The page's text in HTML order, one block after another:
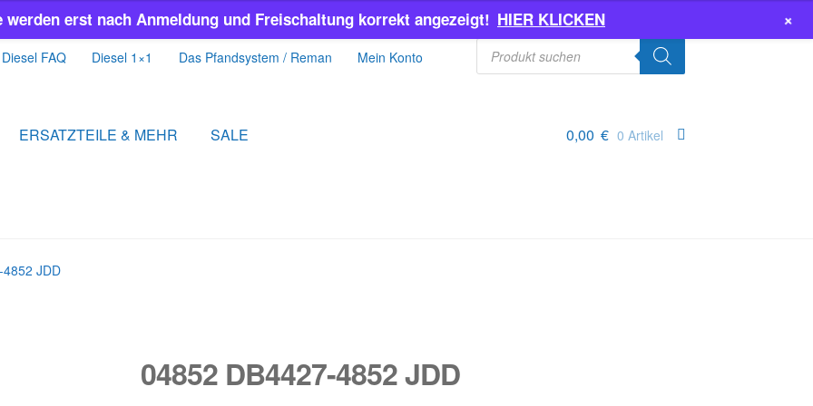
Diesel FAQ Diesel 1×1 Das Pfandsystem / Reman Mein Konto
Products
search
ERSATZTEILE & MEHR SALE 0,00 € 0 Artikel
JDD
04852 DB4427-4852 JDD
erst nach Anmeldung und Freischaltung korrekt angezeigt! HIER KLICKEN +